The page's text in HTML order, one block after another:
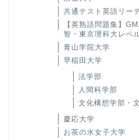
共通テスト英語リー
【英熟語問題集】
智・東京理科大レベ
青山学院大学
早稲田大学
法学部
人間科学部
文化構想学部・
慶応大学
お茶の水女子大学